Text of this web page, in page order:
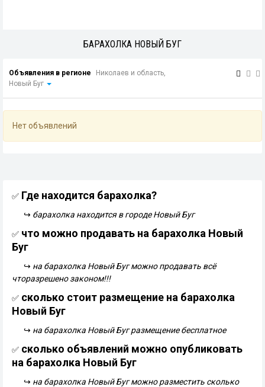
БАРАХОЛКА НОВЫЙ БУГ
Объявления в регионе
Николаев и область,
Новый Буг
Нет объявлений
✅ Где находится барахолка?
↪ барахолка находится в городе Новый Буг
✅ что можно продавать на барахолка Новый
Буг
↪ на барахолка Новый Буг можно продавать всё
чторазрешено законом!!!
✅ сколько стоит размещение на барахолка
Новый Буг
↪ на барахолка Новый Буг размещение бесплатное
✅ сколько объявлений можно опубликовать
на барахолка Новый Буг
↪ на барахолка Новый Буг можно разместить сколько